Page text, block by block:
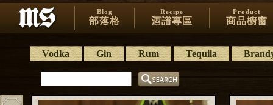
Blog
部落格
Recipe
酒譜專區
Product
商品櫥窗
Vodka Gin Rum Tequila